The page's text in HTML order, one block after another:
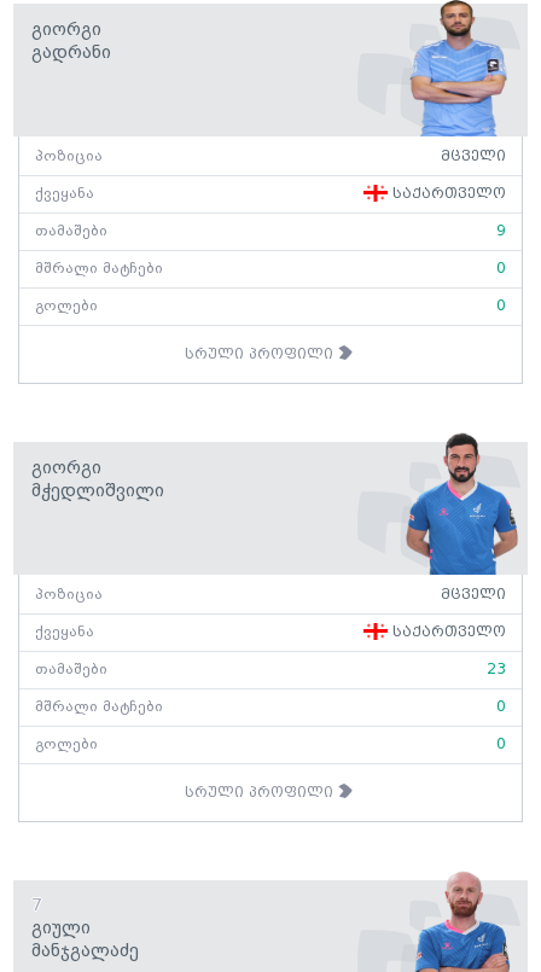
Გიორგი
Გადრანი
პოზიცია მცველი
ქვეყანა საქართველო
თამაშები 9
მშრალი მატჩები 0
გოლები 0
სრული პროფილი
Გიორგი
Მჭედლიშვილი
პოზიცია მცველი
ქვეყანა საქართველო
თამაშები 23
მშრალი მატჩები 0
გოლები 0
სრული პროფილი
7
Გიული
Მანჯგალაძე